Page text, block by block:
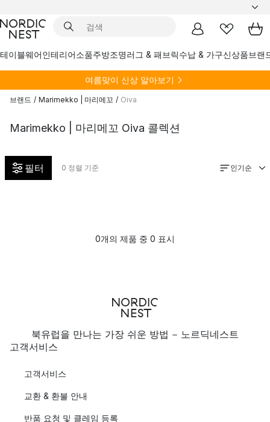
테이블웨어인테리어소품주방조명러그 & 패브릭수납 & 가구신상품브랜
여름맞이 신상 알아보기
브랜드 / Marimekko | 마리메꼬 / Oiva
Marimekko | 마리메꼬 Oiva 콜렉션
필터 0 정렬 기준 인기순
0개의 제품 중 0 표시
북유럽을 만나는 가장 쉬운 방법 - 노르딕네스트
고객서비스
고객서비스
교환 & 환불 안내
반품 요청 및 클레임 등록